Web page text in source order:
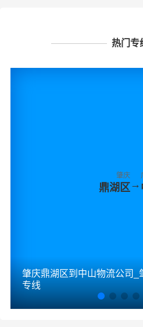
热门专
肇庆
鼎湖区→
肇庆鼎湖区到中山物流公司_
专线